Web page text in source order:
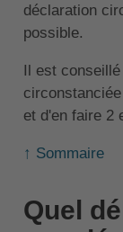
déclaration
possible.
Il est
et d'en faire 2
↑ Sommaire
Quel